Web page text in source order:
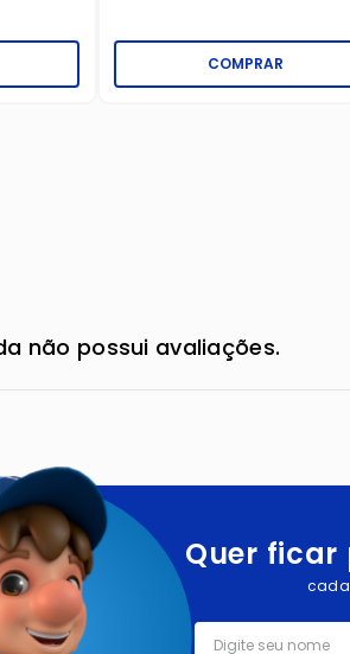
COMPRAR
não possui avaliações.
Quer ficar